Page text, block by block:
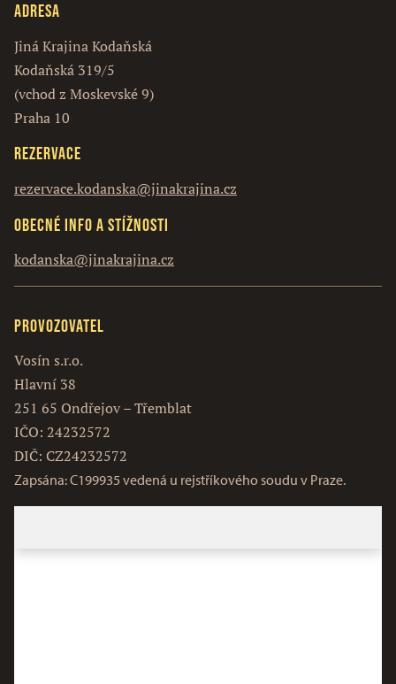
Adresa
Jiná Krajina Kodaňská
Kodaňská 319/5
(vchod z Moskevské 9)
Praha 10
Rezervace
rezervace.kodanska@jinakrajina.cz
Obecné info a stížnosti
kodanska@jinakrajina.cz
Provozovatel
Vosín s.r.o.
Hlavní 38
251 65 Ondřejov – Třemblat
IČO: 24232572
DIČ: CZ24232572
Zapsána: C199935 vedená u rejstříkového soudu v Praze.